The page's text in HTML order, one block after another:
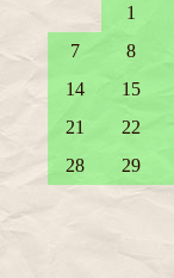
1
7
8
14
15
21
22
28
29